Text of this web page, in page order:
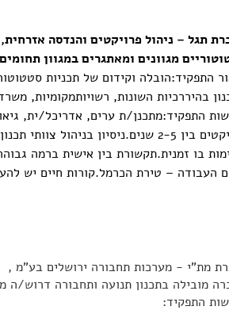
תגל – ניהול פרויקטים והנדסה
מגוונים ומאתגרים במגוון
התפקיד:הובלה וקידום של תכניות
בהיררכיות השונות, רשויותמקומיות,
התפקיד:מתכנן/ת ערים, אדריכל/ית,
בו זמנית.תקשורת בין אישית ברמה
העבודה – טירת הכרמל.קורות חיים יש
מת"י - מערכות תחבורה ירושלים בע"מ ,
מובילה בתכנון תנועה ותחבורה דרוש/ה
התפקיד: